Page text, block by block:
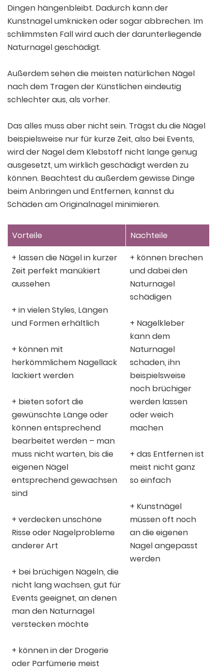
Dingen hängenbleibt. Dadurch kann der
Kunstnagel umknicken oder sogar abbrechen. Im
schlimmsten Fall wird auch der darunterliegende
Naturnagel geschädigt.
Außerdem sehen die meisten natürlichen Nägel
nach dem Tragen der Künstlichen eindeutig
schlechter aus, als vorher.
Das alles muss aber nicht sein. Trägst du die Nägel
beispielsweise nur für kurze Zeit, also bei Events,
wird der Nagel dem Klebstoff nicht lange genug
ausgesetzt, um wirklich geschädigt werden zu
können. Beachtest du außerdem gewisse Dinge
beim Anbringen und Entfernen, kannst du
Schäden am Originalnagel minimieren.
Vorteile
Nachteile
+ lassen die Nägel in kurzer
Zeit perfekt manükiert
aussehen
+ in vielen Styles, Längen
und Formen erhältlich
+ können mit
herkömmlichem Nagellack
lackiert werden
+ bieten sofort die
gewünschte Länge oder
können entsprechend
bearbeitet werden – man
muss nicht warten, bis die
eigenen Nägel
entsprechend gewachsen
sind
+ verdecken unschöne
Risse oder Nagelprobleme
anderer Art
+ bei brüchigen Nägeln, die
nicht lang wachsen, gut für
Events geeignet, an denen
man den Naturnagel
verstecken möchte
+ können in der Drogerie
oder Parfümerie meist
+ können brechen
und dabei den
Naturnagel
schädigen
+ Nagelkleber
kann dem
Naturnagel
schaden, ihn
beispielsweise
noch brüchiger
werden lassen
oder weich
machen
+ das Entfernen ist
meist nicht ganz
so einfach
+ Kunstnägel
müssen oft noch
an die eigenen
Nagel angepasst
werden